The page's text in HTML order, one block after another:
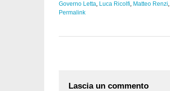
Governo Letta, Luca Ricolfi, Matteo Renzi,
Permalink
Lascia un commento